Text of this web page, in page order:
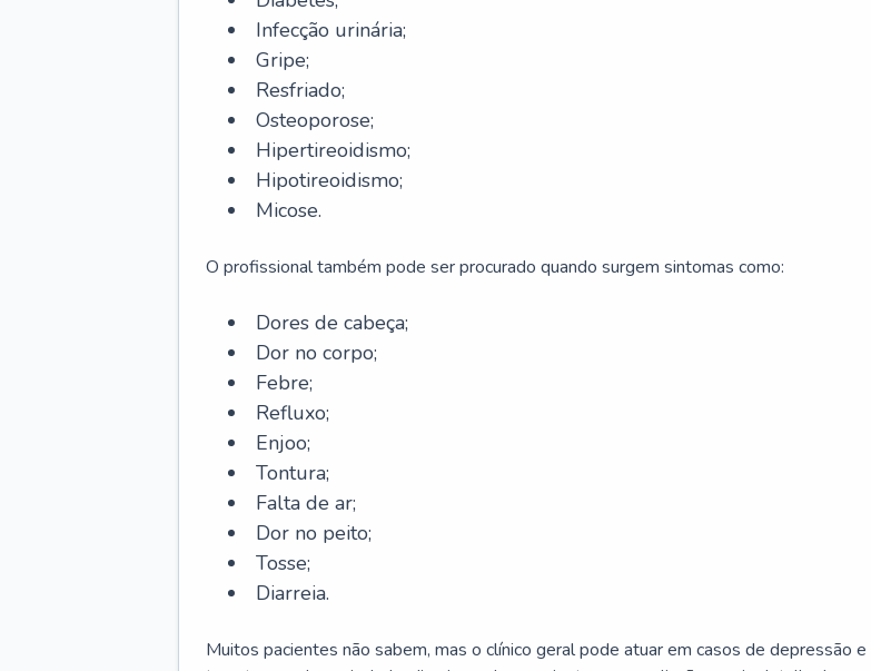
Infecção urinária;
Gripe;
Resfriado;
Osteoporose;
Hipertireoidismo;
Hipotireoidismo;
Micose.
O profissional também pode ser procurado quando surgem sintomas como:
Dores de cabeça;
Dor no corpo;
Febre;
Refluxo;
Enjoo;
Tontura;
Falta de ar;
Dor no peito;
Tosse;
Diarreia.
Muitos pacientes não sabem, mas o clínico geral pode atuar em casos de depressão e